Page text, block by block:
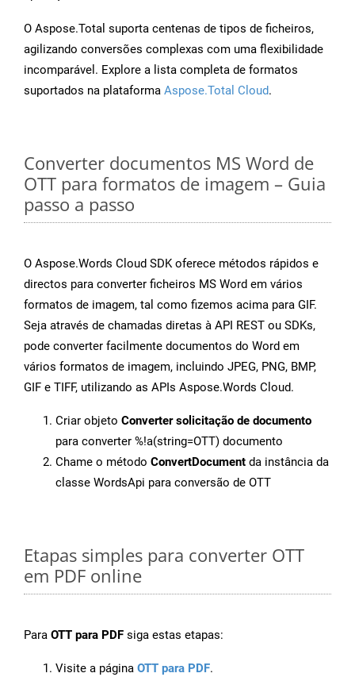
O Aspose.Total suporta centenas de tipos de ficheiros,
agilizando conversões complexas com uma flexibilidade
incomparável. Explore a lista completa de formatos
suportados na plataforma Aspose.Total Cloud.
Converter documentos MS Word de
OTT para formatos de imagem – Guia
passo a passo
O Aspose.Words Cloud SDK oferece métodos rápidos e
directos para converter ficheiros MS Word em vários
formatos de imagem, tal como fizemos acima para GIF.
Seja através de chamadas diretas à API REST ou SDKs,
pode converter facilmente documentos do Word em
vários formatos de imagem, incluindo JPEG, PNG, BMP,
GIF e TIFF, utilizando as APIs Aspose.Words Cloud.
Criar objeto Converter solicitação de documento
para converter %!a(string=OTT) documento
Chame o método ConvertDocument da instância da
classe WordsApi para conversão de OTT
Etapas simples para converter OTT
em PDF online
Para OTT para PDF siga estas etapas:
Visite a página OTT para PDF.